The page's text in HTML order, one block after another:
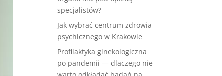
specjalistów?
Jak wybrać centrum zdrowia
psychicznego w Krakowie
Profilaktyka ginekologiczna
po pandemii — dlaczego nie